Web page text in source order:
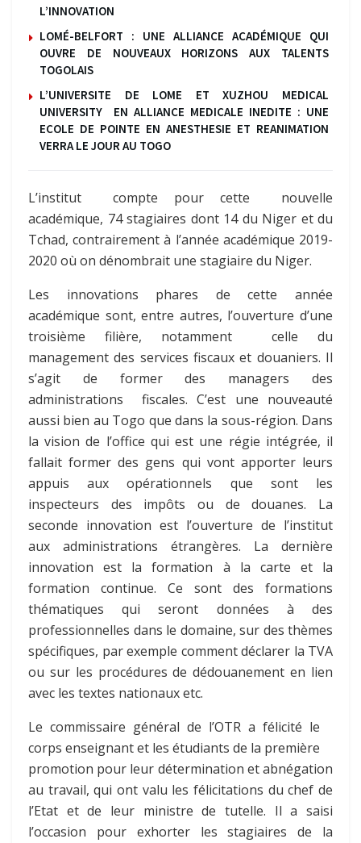
L’INNOVATION
LOMÉ-BELFORT : UNE ALLIANCE ACADÉMIQUE QUI
OUVRE DE NOUVEAUX HORIZONS AUX TALENTS
TOGOLAIS
L’UNIVERSITE DE LOME ET XUZHOU MEDICAL
UNIVERSITY EN ALLIANCE MEDICALE INEDITE : UNE
ECOLE DE POINTE EN ANESTHESIE ET REANIMATION
VERRA LE JOUR AU TOGO
L’institut compte pour cette nouvelle
académique, 74 stagiaires dont 14 du Niger et du
Tchad, contrairement à l’année académique 2019-
2020 où on dénombrait une stagiaire du Niger.
Les innovations phares de cette année
académique sont, entre autres, l’ouverture d’une
troisième filière, notamment celle du
management des services fiscaux et douaniers. Il
s’agit de former des managers des
administrations fiscales. C’est une nouveauté
aussi bien au Togo que dans la sous-région. Dans
la vision de l’office qui est une régie intégrée, il
fallait former des gens qui vont apporter leurs
appuis aux opérationnels que sont les
inspecteurs des impôts ou de douanes. La
seconde innovation est l’ouverture de l’institut
aux administrations étrangères. La dernière
innovation est la formation à la carte et la
formation continue. Ce sont des formations
thématiques qui seront données à des
professionnelles dans le domaine, sur des thèmes
spécifiques, par exemple comment déclarer la TVA
ou sur les procédures de dédouanement en lien
avec les textes nationaux etc.
Le commissaire général de l’OTR a félicité le
corps enseignant et les étudiants de la première
promotion pour leur détermination et abnégation
au travail, qui ont valu les félicitations du chef de
l’Etat et de leur ministre de tutelle. Il a saisi
l’occasion pour exhorter les stagiaires de la